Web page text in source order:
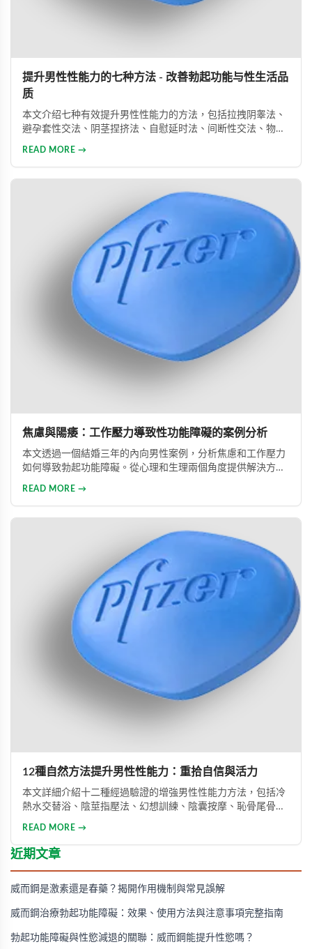
提升男性性能力的七种方法 - 改善勃起功能与性生活品
质
本文介绍七种有效提升男性性能力的方法，包括拉拽阴睾法、
避孕套性交法、阴茎捏挤法、自慰延时法、间断性交法、物理
READ MORE →
焦慮與陽痿：工作壓力導致性功能障礙的案例分析
本文透過一個結婚三年的內向男性案例，分析焦慮和工作壓力
如何導致勃起功能障礙。從心理和生理兩個角度提供解決方
READ MORE →
12種自然方法提升男性性能力：重拾自信與活力
本文詳細介紹十二種經過驗證的增強男性性能力方法，包括冷
熱水交替浴、陰莖指壓法、幻想訓練、陰囊按摩、恥骨尾骨肌
合適當的營養補充，一個月內即可感受到明顯的改善效果。
READ MORE →
近期文章
威而鋼是激素還是春藥？揭開作用機制與常見誤解
威而鋼治療勃起功能障礙：效果、使用方法與注意事項完整指南
勃起功能障礙與性慾減退的關聯：威而鋼能提升性慾嗎？